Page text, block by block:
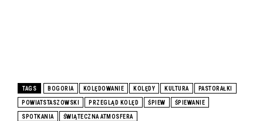
TAGS BOGORIA KOLĘDOWANIE KOLĘDY KULTURA PASTORAŁKI
POWIATSTASZOWSKI PRZEGLĄD KOLĘD ŚPIEW ŚPIEWANIE
SPOTKANIA ŚWIĄTECZNA ATMOSFERA